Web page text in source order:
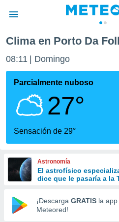
de
ha sido
que se
calidad.
a este
las
y
forma
digital
basada
Clima en Porto Da
08:11 Domingo
Parcialmente nuboso
27°
Sensación de 29°
Astronomía
El astrofísico
dice que le pasaría a la
¡Descarga GRATIS la
Meteored!